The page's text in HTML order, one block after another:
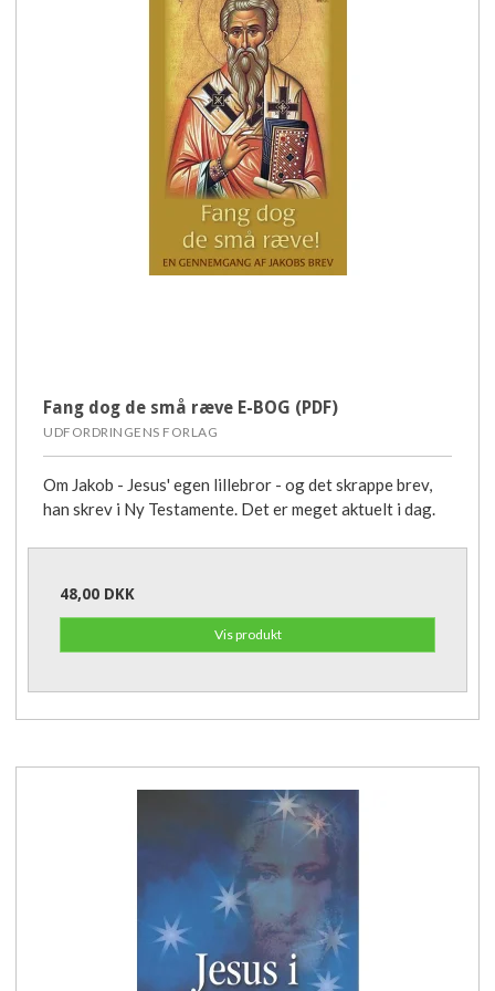
Fang dog de små ræve E-BOG (PDF)
UDFORDRINGENS FORLAG
Om Jakob - Jesus' egen lillebror - og det skrappe brev,
han skrev i Ny Testamente. Det er meget aktuelt i dag.
48,00 DKK
Vis produkt